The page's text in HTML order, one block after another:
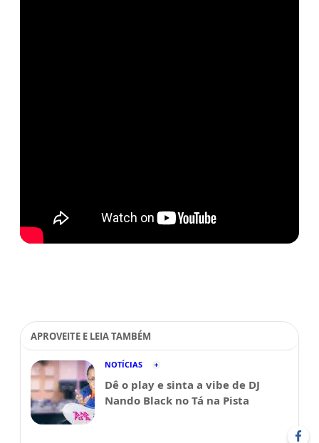
APROVEITE E LEIA TAMBÉM
NOTÍCIAS
Dê o play e sinta a vibe de DJ
Nando Black no Tá na Pista